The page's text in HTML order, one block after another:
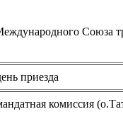
Союза
приезда
комиссия